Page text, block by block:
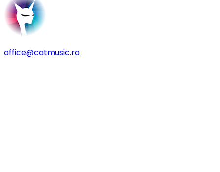
office@catmusic.ro